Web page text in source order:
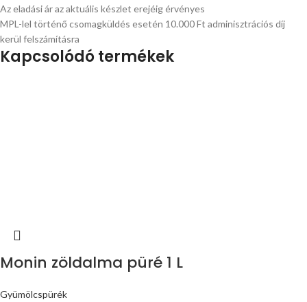
Az eladási ár az aktuális készlet erejéig érvényes
MPL-lel történő csomagküldés esetén 10.000 Ft adminisztrációs díj
kerül felszámításra
Kapcsolódó termékek
Monin zöldalma püré 1 L
Gyümölcspürék